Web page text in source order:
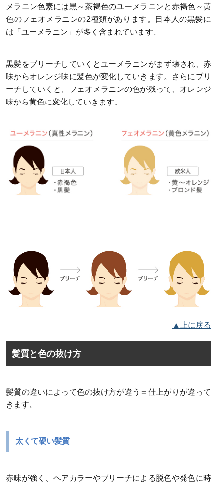
メラニン色素には黒～茶褐色のユーメラニンと赤褐色～黄
色のフェオメラニンの2種類があります。日本人の黒髪に
は「ユーメラニン」が多く含まれています。
黒髪をブリーチしていくとユーメラニンがまず壊され、赤
味からオレンジ味に髪色が変化していきます。さらにブリ
ーチしていくと、フェオメラニンの色が残って、オレンジ
味から黄色に変化していきます。
▲上に戻る
髪質と色の抜け方
髪質の違いによって色の抜け方が違う＝仕上がりが違って
きます。
太くて硬い髪質
赤味が強く、ヘアカラーやブリーチによる脱色や発色に時